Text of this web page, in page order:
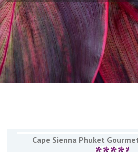
Cape Sienna Phuket